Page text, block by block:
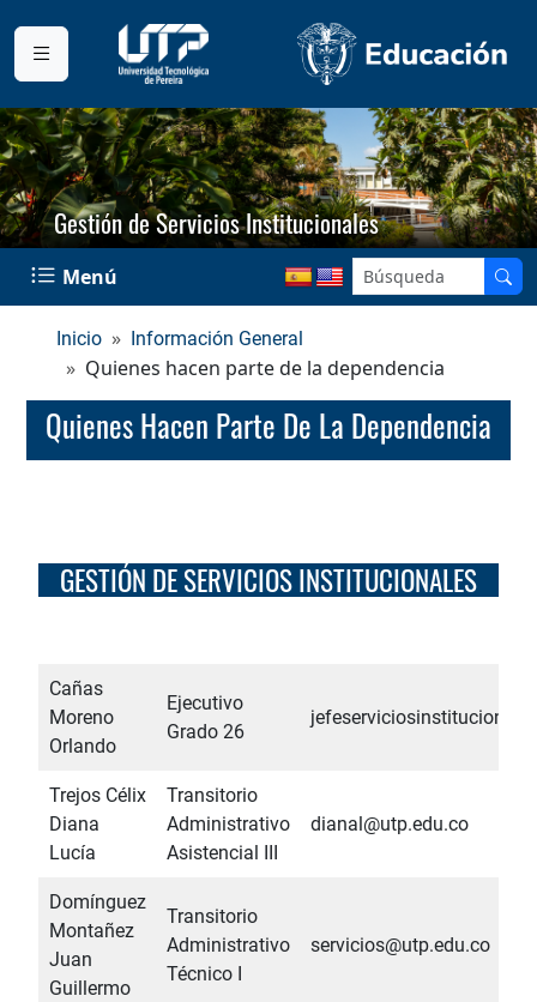
Gestión de Servicios Institucionales
Menú
Inicio Información General
Quienes hacen parte de la dependencia
Quienes Hacen Parte De La Dependencia
GESTIÓN DE SERVICIOS INSTITUCIONALES
Cañas
Moreno
Orlando
Ejecutivo
Grado 26
Trejos Célix
Diana
Lucía
Transitorio
Administrativo
Asistencial III
dianal@utp.edu.co
Domínguez
Montañez
Juan
Guillermo
Transitorio
Administrativo
Técnico I
servicios@utp.edu.co